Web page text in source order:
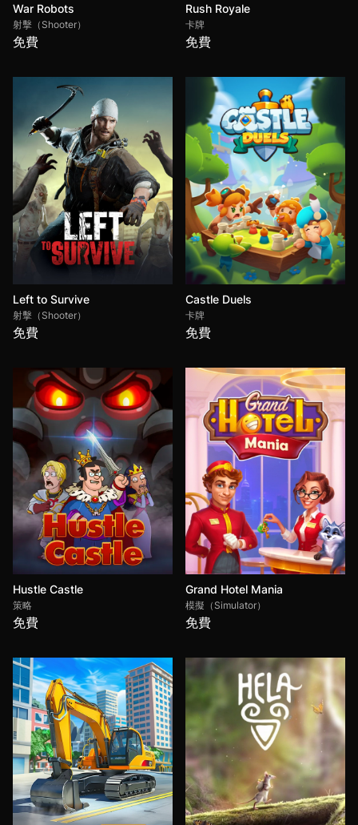
War Robots
射擊（Shooter）
免費
Rush Royale
卡牌
免費
Left to Survive
射擊（Shooter）
免費
Castle Duels
卡牌
免費
Hustle Castle
策略
免費
Grand Hotel Mania
模擬（Simulator）
免費